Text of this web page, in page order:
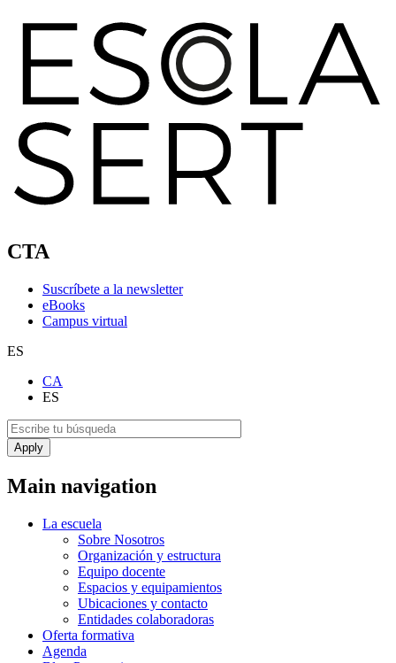
CTA
Suscríbete a la newsletter
eBooks
Campus virtual
ES
CA
ES
Main navigation
La escuela
Sobre Nosotros
Organización y estructura
Equipo docente
Espacios y equipamientos
Ubicaciones y contacto
Entidades colaboradoras
Oferta formativa
Agenda